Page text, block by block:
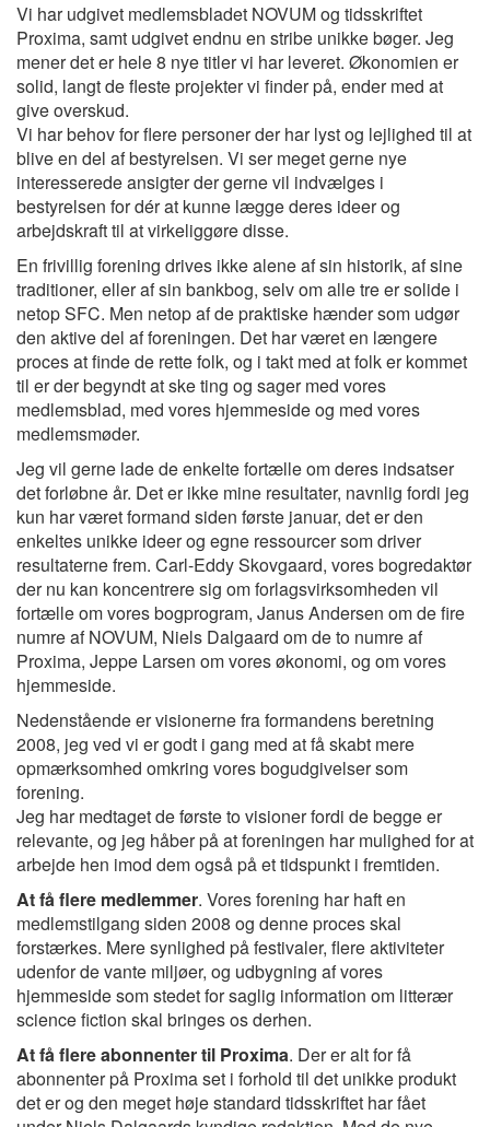
Vi har udgivet medlemsbladet NOVUM og tidsskriftet
Proxima, samt udgivet endnu en stribe unikke bøger. Jeg
mener det er hele 8 nye titler vi har leveret. Økonomien er
solid, langt de fleste projekter vi finder på, ender med at
give overskud.
Vi har behov for flere personer der har lyst og lejlighed til at
blive en del af bestyrelsen. Vi ser meget gerne nye
interesserede ansigter der gerne vil indvælges i
bestyrelsen for dér at kunne lægge deres ideer og
arbejdskraft til at virkeliggøre disse.
En frivillig forening drives ikke alene af sin historik, af sine
traditioner, eller af sin bankbog, selv om alle tre er solide i
netop SFC. Men netop af de praktiske hænder som udgør
den aktive del af foreningen. Det har været en længere
proces at finde de rette folk, og i takt med at folk er kommet
til er der begyndt at ske ting og sager med vores
medlemsblad, med vores hjemmeside og med vores
medlemsmøder.
Jeg vil gerne lade de enkelte fortælle om deres indsatser
det forløbne år. Det er ikke mine resultater, navnlig fordi jeg
kun har været formand siden første januar, det er den
enkeltes unikke ideer og egne ressourcer som driver
resultaterne frem. Carl-Eddy Skovgaard, vores bogredaktør
der nu kan koncentrere sig om forlagsvirksomheden vil
fortælle om vores bogprogram, Janus Andersen om de fire
numre af NOVUM, Niels Dalgaard om de to numre af
Proxima, Jeppe Larsen om vores økonomi, og om vores
hjemmeside.
Nedenstående er visionerne fra formandens beretning
2008, jeg ved vi er godt i gang med at få skabt mere
opmærksomhed omkring vores bogudgivelser som
forening.
Jeg har medtaget de første to visioner fordi de begge er
relevante, og jeg håber på at foreningen har mulighed for at
arbejde hen imod dem også på et tidspunkt i fremtiden.
At få flere medlemmer. Vores forening har haft en
medlemstilgang siden 2008 og denne proces skal
forstærkes. Mere synlighed på festivaler, flere aktiviteter
udenfor de vante miljøer, og udbygning af vores
hjemmeside som stedet for saglig information om litterær
science fiction skal bringes os derhen.
At få flere abonnenter til Proxima. Der er alt for få
abonnenter på Proxima set i forhold til det unikke produkt
det er og den meget høje standard tidsskriftet har fået